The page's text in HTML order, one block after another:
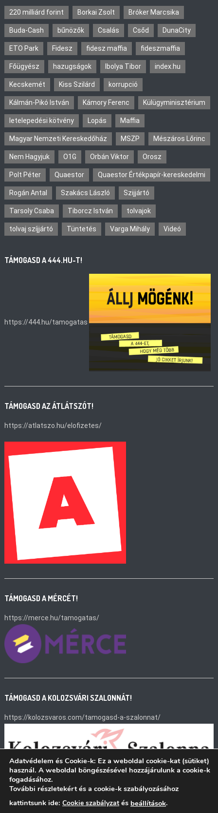
220 milliárd forint Borkai Zsolt Bróker Marcsika
Buda-Cash bűnözők Csalás Csőd DunaCity
ETO Park Fidesz fidesz maffia fideszmaffia
Főügyész hazugságok Ibolya Tibor index.hu
Kecskemét Kiss Szilárd korrupció
Kálmán-Pikó István Kámory Ferenc Külügyminisztérium
letelepedési kötvény Lopás Maffia
Magyar Nemzeti Kereskedőház MSZP Mészáros Lőrinc
Nem Hagyjuk O1G Orbán Viktor Orosz
Polt Péter Quaestor Quaestor Értékpapír-kereskedelmi
Rogán Antal Szakács László Szijjártó
Tarsoly Csaba Tiborcz István tolvajok
tolvaj szíjjártó Tüntetés Varga Mihály Videó
TÁMOGASD A 444.HU-T!
https://444.hu/tamogatas
TÁMOGASD AZ ÁTLÁTSZÓT!
https://atlatszo.hu/elofizetes/
TÁMOGASD A MÉRCÉT!
https://merce.hu/tamogatas/
TÁMOGASD A KOLOZSVÁRI SZALONNÁT!
https://kolozsvaros.com/tamogasd-a-szalonnat/
Adatvédelem és Cookie-k: Ez a weboldal cookie-kat (sütiket)
használ. A weboldal böngészésével hozzájárulunk a cookie-k
fogadásához.
További részletekért és a cookie-k szabályozásához
kattintsunk ide: Cookie szabályzat és beállítások.